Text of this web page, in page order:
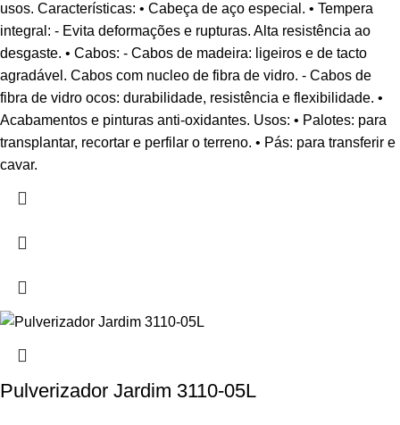
usos. Características: • Cabeça de aço especial. • Tempera
integral: - Evita deformações e rupturas. Alta resistência ao
desgaste. • Cabos: - Cabos de madeira: ligeiros e de tacto
agradável. Cabos com nucleo de fibra de vidro. - Cabos de
fibra de vidro ocos: durabilidade, resistência e flexibilidade. •
Acabamentos e pinturas anti-oxidantes. Usos: • Palotes: para
transplantar, recortar e perfilar o terreno. • Pás: para transferir e
cavar.
Pulverizador Jardim 3110-05L